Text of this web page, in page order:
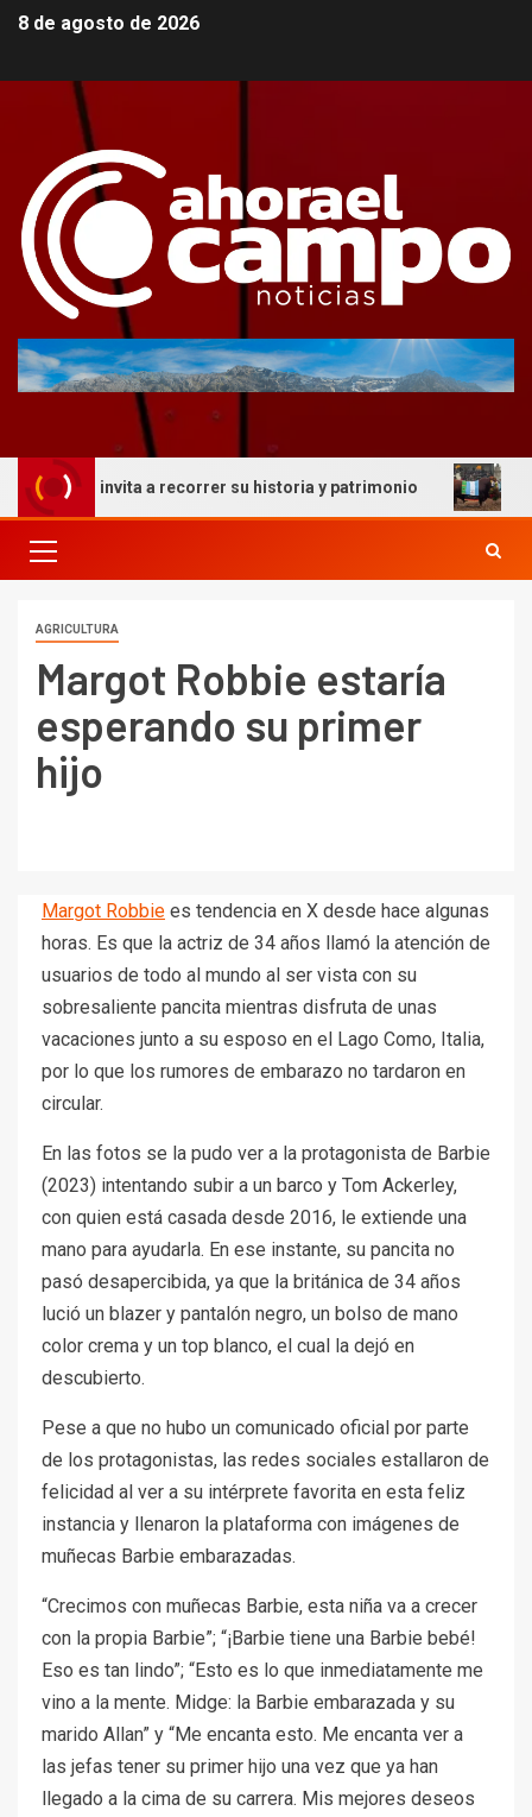
8 de agosto de 2026
invita a recorrer su historia y patrimonio La
AGRICULTURA
Margot Robbie estaría
esperando su primer
hijo
Margot Robbie es tendencia en X desde hace algunas
horas. Es que la actriz de 34 años llamó la atención de
usuarios de todo al mundo al ser vista con su
sobresaliente pancita mientras disfruta de unas
vacaciones junto a su esposo en el Lago Como, Italia,
por lo que los rumores de embarazo no tardaron en
circular.
En las fotos se la pudo ver a la protagonista de Barbie
(2023) intentando subir a un barco y Tom Ackerley,
con quien está casada desde 2016, le extiende una
mano para ayudarla. En ese instante, su pancita no
pasó desapercibida, ya que la británica de 34 años
lució un blazer y pantalón negro, un bolso de mano
color crema y un top blanco, el cual la dejó en
descubierto.
Pese a que no hubo un comunicado oficial por parte
de los protagonistas, las redes sociales estallaron de
felicidad al ver a su intérprete favorita en esta feliz
instancia y llenaron la plataforma con imágenes de
muñecas Barbie embarazadas.
“Crecimos con muñecas Barbie, esta niña va a crecer
con la propia Barbie”; “¡Barbie tiene una Barbie bebé!
Eso es tan lindo”; “Esto es lo que inmediatamente me
vino a la mente. Midge: la Barbie embarazada y su
marido Allan” y “Me encanta esto. Me encanta ver a
las jefas tener su primer hijo una vez que ya han
llegado a la cima de su carrera. Mis mejores deseos